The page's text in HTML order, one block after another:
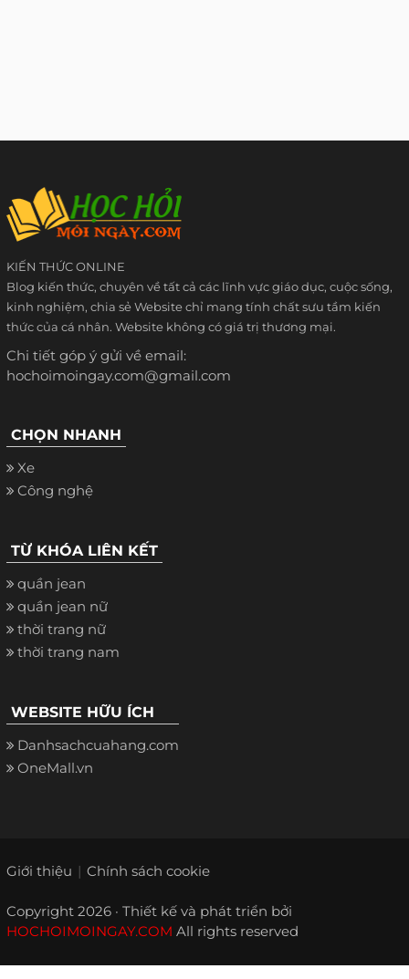
KIẾN THỨC ONLINE
Blog kiến thức, chuyên về tất cả các lĩnh vực giáo dục, cuộc sống,
kinh nghiệm, chia sẻ Website chỉ mang tính chất sưu tầm kiến
thức của cá nhân. Website không có giá trị thương mại.
Chi tiết góp ý gửi về email:
hochoimoingay.com@gmail.com
CHỌN NHANH
Xe
Công nghệ
TỪ KHÓA LIÊN KẾT
quần jean
quần jean nữ
thời trang nữ
thời trang nam
WEBSITE HỮU ÍCH
Danhsachcuahang.com
OneMall.vn
Giới thiệu Chính sách cookie
Copyright 2026 · Thiết kế và phát triển bởi
HOCHOIMOINGAY.COM All rights reserved